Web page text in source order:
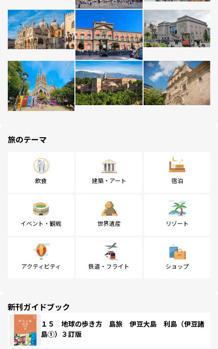
旅のテーマ
飲食 建築・アート 宿泊
イベント・観戦 世界遺産 リゾート
アクティビティ 鉄道・フライト ショップ
新刊ガイドブック
１５ 地球の歩き方 島旅 伊豆大島 利島（伊豆諸
島①）３訂版